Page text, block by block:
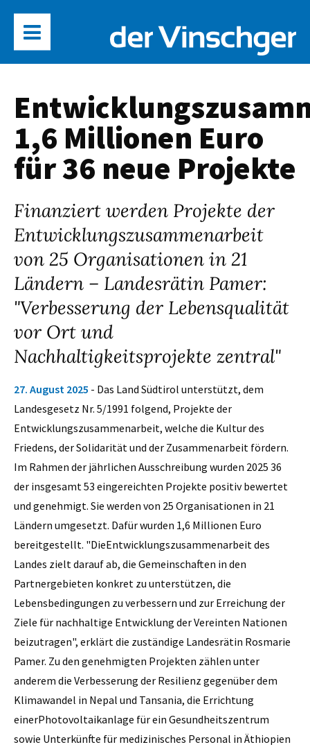
1,6 Millionen Euro
für 36 neue Projekte
Finanziert werden Projekte der
Entwicklungszusammenarbeit
von 25 Organisationen in 21
Ländern – Landesrätin Pamer:
"Verbesserung der Lebensqualität
vor Ort und
Nachhaltigkeitsprojekte zentral"
27. August 2025 - Das Land Südtirol unterstützt, dem
Landesgesetz Nr. 5/1991 folgend, Projekte der
Entwicklungszusammenarbeit, welche die Kultur des
Friedens, der Solidarität und der Zusammenarbeit fördern.
Im Rahmen der jährlichen Ausschreibung wurden 2025 36
der insgesamt 53 eingereichten Projekte positiv bewertet
und genehmigt. Sie werden von 25 Organisationen in 21
Ländern umgesetzt. Dafür wurden 1,6 Millionen Euro
bereitgestellt. "DieEntwicklungszusammenarbeit des
Landes zielt darauf ab, die Gemeinschaften in den
Partnergebieten konkret zu unterstützen, die
Lebensbedingungen zu verbessern und zur Erreichung der
Ziele für nachhaltige Entwicklung der Vereinten Nationen
beizutragen", erklärt die zuständige Landesrätin Rosmarie
Pamer. Zu den genehmigten Projekten zählen unter
anderem die Verbesserung der Resilienz gegenüber dem
Klimawandel in Nepal und Tansania, die Errichtung
einerPhotovoltaikanlage für ein Gesundheitszentrum
sowie Unterkünfte für medizinisches Personal in Äthiopien